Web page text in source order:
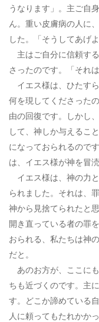
うなります」。主ご自
ん。重い皮膚病の人に
した。「そうしてあげ
主はご自分に信頼す
さったのです。「それ
イエス様は、ひたす
何を現してくださった
由の回復です。しかし
して、神しか与えるこ
になっておられるので
は、イエス様が神を冒
イエス様は、神の力
られました。それは、
神から見捨てられたと
開き直っている者の罪
おられる、私たちは神
だと。
あのお方が、ここに
ちも近づくのです。主
す。どこか諦めている
人に頼ってもたれかか